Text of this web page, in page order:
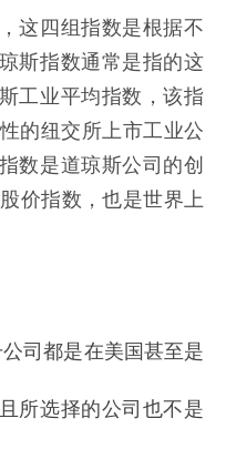
这四组指数是根据不
斯指数通常是指的这
工业平均指数，该指
的纽交所上市工业公
数是道琼斯公司的创
价指数，也是世界上
司都是在美国甚至是
所选择的公司也不是